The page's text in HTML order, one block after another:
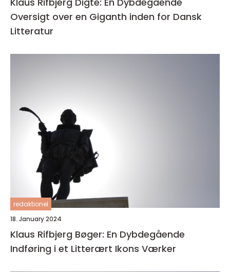
Oversigt over en Giganth inden for Dansk
Litteratur
redaktionel
18. January 2024
Klaus Rifbjerg Bøger: En Dybdegående
Indføring i et Litterært Ikons Værker